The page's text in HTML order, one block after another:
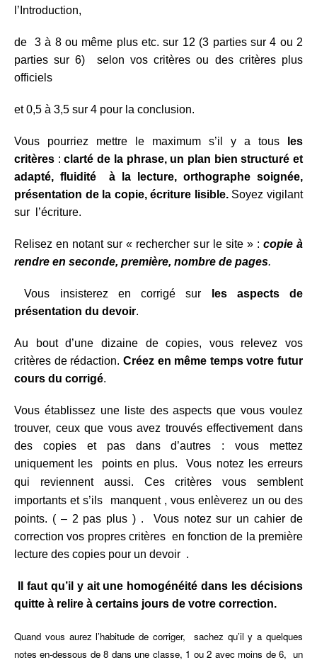
l’Introduction,
de 3 à 8 ou même plus etc. sur 12 (3 parties sur 4 ou 2
parties sur 6) selon vos critères ou des critères plus
officiels
et 0,5 à 3,5 sur 4 pour la conclusion.
Vous pourriez mettre le maximum s’il y a tous les
critères :clarté de la phrase, un plan bien structuré et
adapté, fluidité à la lecture, orthographe soignée,
présentation de la copie, écriture lisible. Soyez vigilant
sur l’écriture.
Relisez en notant sur « rechercher sur le site » : copie à
rendre en seconde, première, nombre de pages.
Vous insisterez en corrigé sur
les aspects de
présentation du devoir.
Au bout d’une dizaine de copies, vous relevez vos
critères de rédaction. Créez en même temps votre futur
cours du corrigé.
Vous établissez une liste des aspects que vous voulez
trouver, ceux que vous avez trouvés effectivement dans
des copies et pas dans d’autres : vous mettez
uniquement les points en plus. Vous notez les erreurs
qui reviennent aussi. Ces critères vous semblent
importants et s’ils manquent , vous enlèverez un ou des
points. ( – 2 pas plus ) . Vous notez sur un cahier de
correction vos propres critères en fonction de la première
lecture des copies pour un devoir .
Il faut qu’il y ait une homogénéité dans les décisions
quitte à relire à certains jours de votre correction.
Quand vous aurez l’habitude de corriger, sachez qu’il y a quelques
notes en-dessous de 8 dans une classe, 1 ou 2 avec moins de 6, un